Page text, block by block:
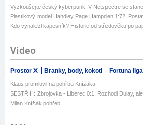
Vyzkoušejte český kyberpunk. V Netspectre se
Plastikový model Handley Page Hampden 1:72:
Kdo vynalezl kapesník? Historie od středověku po
Video
Prostor X Branky, body, kokoti Fortuna liga
Klaus promluvil na pohřbu Knížáka
SESTŘIH: Zbrojovka - Liberec 0:1. Rozhodl Dulay,
Milan Knížák pohřeb